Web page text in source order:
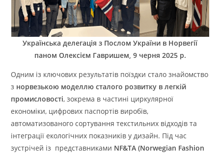
Українська делегація з Послом України в Норвегії
паном Олексієм Гавришем, 9 черня 2025 р.
Одним із ключових результатів поїздки стало знайомство
з норвезькою моделлю сталого розвитку в легкій
промисловості, зокрема в частині циркулярної
економіки, цифрових паспортів виробів,
автоматизованого сортування текстильних відходів та
інтеграції екологічних показників у дизайн. Під час
зустрічей із представниками NF&TA (Norwegian Fashion